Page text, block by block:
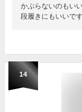
かぶらないのもい
段履きにもいいです
14